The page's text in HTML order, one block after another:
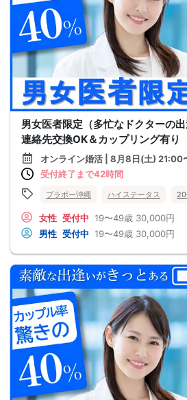
男女医者限定（多忙なドクターの
連絡先交換OK＆カップリング有り
オンライン婚活 | 8月8日(土) 21:00
受付終了まで42時間
ブラボー沖縄 ハイステータス 20
女性 受付中 19〜49歳 30,000円
男性 受付中 19〜49歳 30,000円